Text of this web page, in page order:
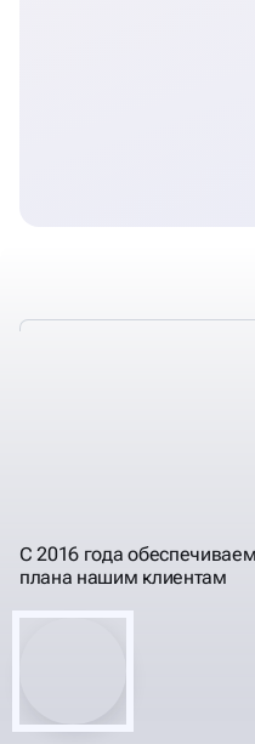
ИНВЕСТИЦИИ
ПОНЯТНЫМ
С 2016 года
плана нашим клиентам